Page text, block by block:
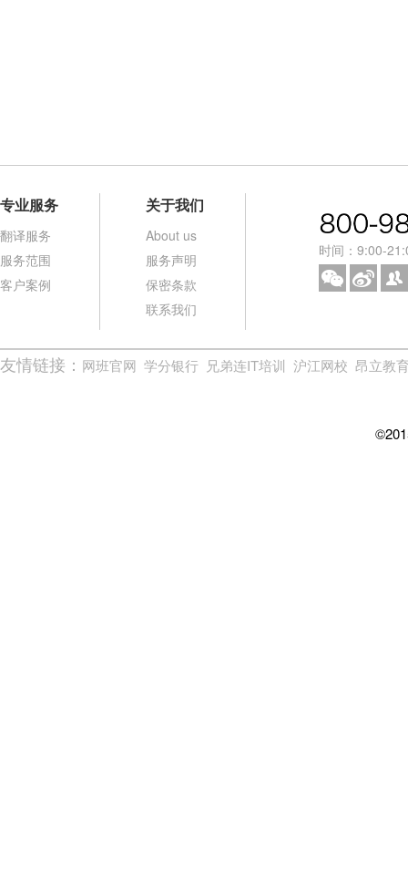
专业服务
翻译服务
服务范围
客户案例
关于我们
About us
服务声明
保密条款
联系我们
时间：9:00-
友情链接： 网班官网 学分银行 兄弟连IT培训 沪江网校 昂立教